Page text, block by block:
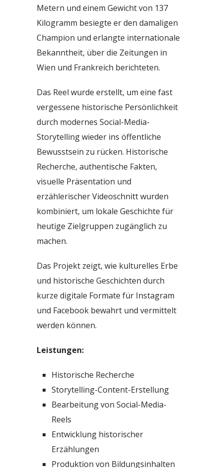
Metern und einem Gewicht von 137
Kilogramm besiegte er den damaligen
Champion und erlangte internationale
Bekanntheit, über die Zeitungen in
Wien und Frankreich berichteten.
Das Reel wurde erstellt, um eine fast
vergessene historische Persönlichkeit
durch modernes Social-Media-
Storytelling wieder ins öffentliche
Bewusstsein zu rücken. Historische
Recherche, authentische Fakten,
visuelle Präsentation und
erzählerischer Videoschnitt wurden
kombiniert, um lokale Geschichte für
heutige Zielgruppen zugänglich zu
machen.
Das Projekt zeigt, wie kulturelles Erbe
und historische Geschichten durch
kurze digitale Formate für Instagram
und Facebook bewahrt und vermittelt
werden können.
Leistungen:
Historische Recherche
Storytelling-Content-Erstellung
Bearbeitung von Social-Media-
Reels
Entwicklung historischer
Erzählungen
Produktion von Bildungsinhalten